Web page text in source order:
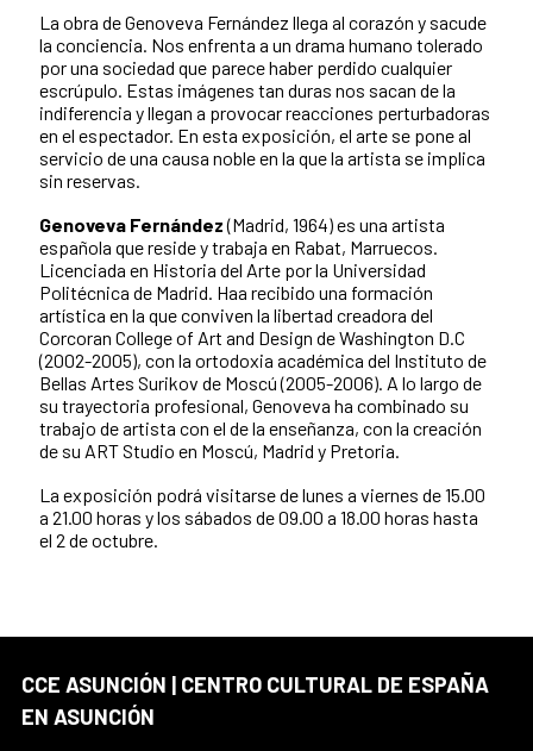
La obra de Genoveva Fernández llega al corazón y sacude
la conciencia. Nos enfrenta a un drama humano tolerado
por una sociedad que parece haber perdido cualquier
escrúpulo. Estas imágenes tan duras nos sacan de la
indiferencia y llegan a provocar reacciones perturbadoras
en el espectador. En esta exposición, el arte se pone al
servicio de una causa noble en la que la artista se implica
sin reservas.
Genoveva Fernández(Madrid, 1964) es una artista
española que reside y trabaja en Rabat, Marruecos.
Licenciada en Historia del Arte por la Universidad
Politécnica de Madrid. Haa recibido una formación
artística en la que conviven la libertad creadora del
Corcoran College of Art and Design de Washington D.C
(2002-2005), con la ortodoxia académica del Instituto de
Bellas Artes Surikov de Moscú (2005-2006). A lo largo de
su trayectoria profesional, Genoveva ha combinado su
trabajo de artista con el de la enseñanza, con la creación
de su ART Studio en Moscú, Madrid y Pretoria.
La exposición podrá visitarse de lunes a viernes de 15.00
a 21.00 horas y los sábados de 09.00 a 18.00 horas hasta
el 2 de octubre.
CCE ASUNCIÓN | CENTRO CULTURAL DE ESPAÑA
EN ASUNCIÓN